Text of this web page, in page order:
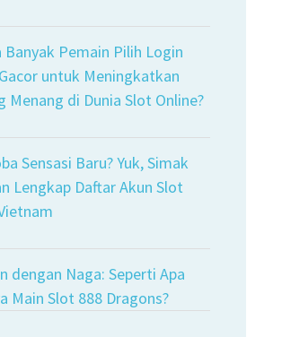
Banyak Pemain Pilih Login
untuk Meningkatkan
Menang di Dunia Slot Online?
Sensasi Baru? Yuk, Simak
Lengkap Daftar Akun Slot
dengan Naga: Seperti Apa
Main Slot 888 Dragons?